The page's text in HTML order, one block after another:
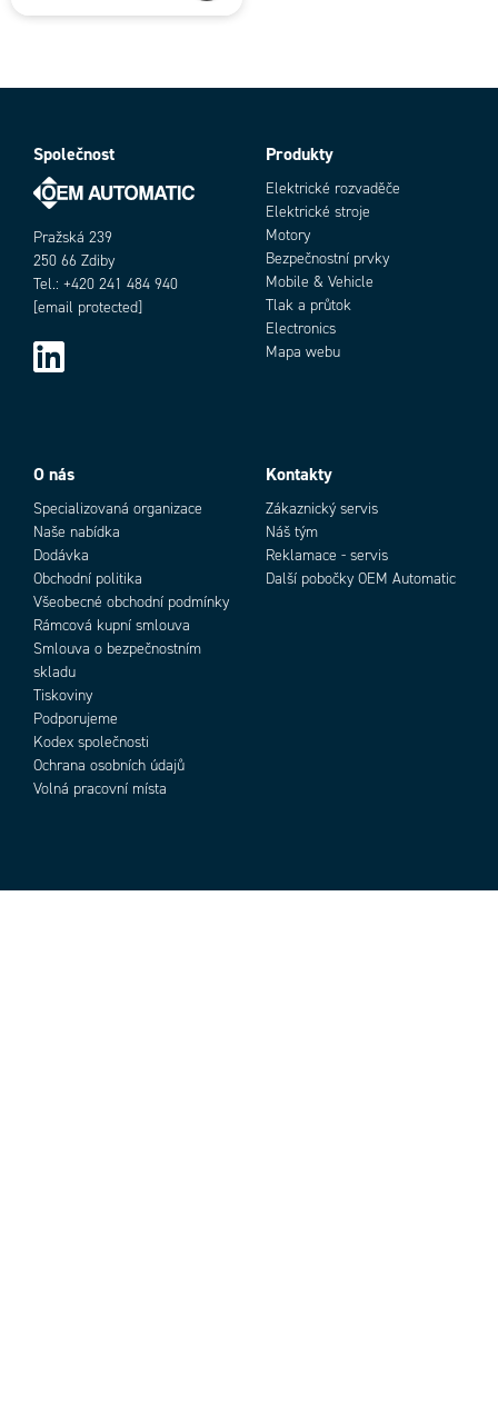
Společnost
Pražská 239
250 66 Zdiby
Tel.: +420 241 484 940
[email protected]
Produkty
Elektrické rozvaděče
Elektrické stroje
Motory
Bezpečnostní prvky
Mobile & Vehicle
Tlak a průtok
Electronics
Mapa webu
O nás
Specializovaná organizace
Naše nabídka
Dodávka
Obchodní politika
Všeobecné obchodní podmínky
Rámcová kupní smlouva
Smlouva o bezpečnostním
skladu
Tiskoviny
Podporujeme
Kodex společnosti
Ochrana osobních údajů
Volná pracovní místa
Kontakty
Zákaznický servis
Náš tým
Reklamace - servis
Další pobočky OEM Automatic